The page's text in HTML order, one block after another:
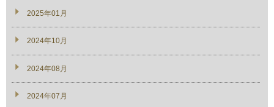
2025年01月
2024年10月
2024年08月
2024年07月